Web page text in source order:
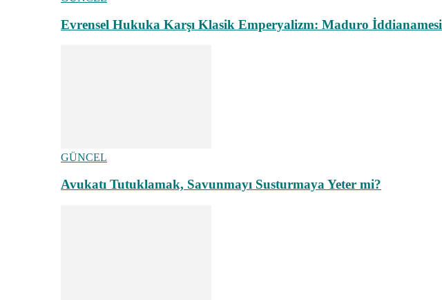
Evrensel Hukuka Karşı Klasik Emperyalizm: Maduro İddianamesi
GÜNCEL
Avukatı Tutuklamak, Savunmayı Susturmaya Yeter mi?